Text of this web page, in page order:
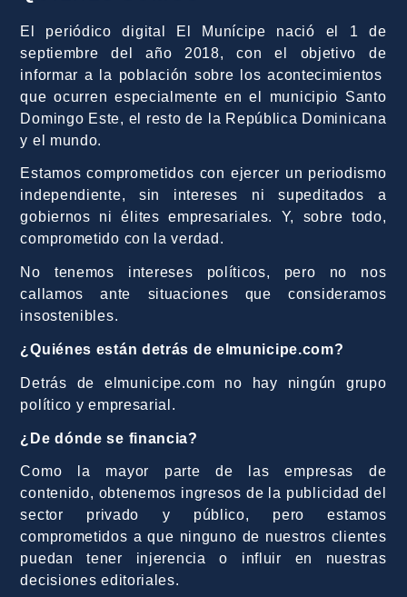
El periódico digital El Munícipe nació el 1 de
septiembre del año 2018, con el objetivo de
informar a la población sobre los acontecimientos
que ocurren especialmente en el municipio Santo
Domingo Este, el resto de la República Dominicana
y el mundo.
Estamos comprometidos con ejercer un periodismo
independiente, sin intereses ni supeditados a
gobiernos ni élites empresariales. Y, sobre todo,
comprometido con la verdad.
No tenemos intereses políticos, pero no nos
callamos ante situaciones que consideramos
insostenibles.
¿Quiénes están detrás de elmunicipe.com?
Detrás de elmunicipe.com no hay ningún grupo
político y empresarial.
¿De dónde se financia?
Como la mayor parte de las empresas de
contenido, obtenemos ingresos de la publicidad del
sector privado y público, pero estamos
comprometidos a que ninguno de nuestros clientes
puedan tener injerencia o influir en nuestras
decisiones editoriales.